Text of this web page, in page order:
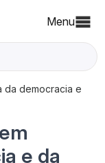
Menu
da democracia e
e da